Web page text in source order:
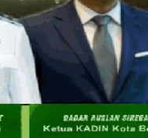
musibah banjir dan
” tandasnya.
diserahkan ke DPP
Sumbar, Sumut, Aceh,